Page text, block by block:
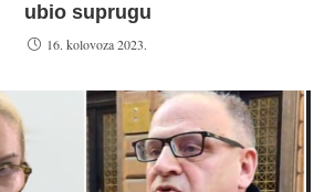
ubio suprugu
16. kolovoza 2023.